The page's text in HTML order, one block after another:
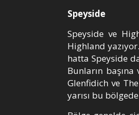
Speyside
Speyside ve
Highland
hatta Speyside
Bunların
Glenfidich ve
yarısı bu